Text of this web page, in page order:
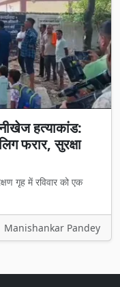
हत्याकांड:
फरार, सुरक्षा
गृह में रविवार को एक